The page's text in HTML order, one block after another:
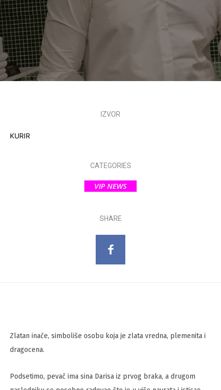
IZVOR
KURIR
CATEGORIES
VIP NEWS
SHARE
Zlatan inače, simboliše osobu koja je zlata vredna, plemenita i
dragocena.
Podsetimo, pevač ima sina Darisa iz prvog braka, a drugom